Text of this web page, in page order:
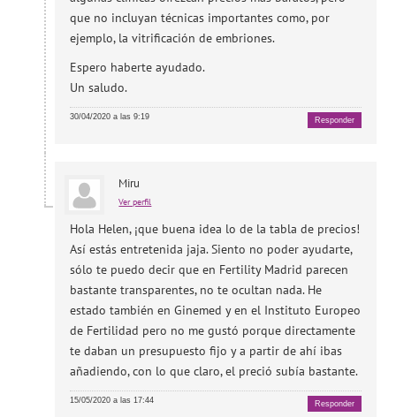
que no incluyan técnicas importantes como, por
ejemplo, la vitrificación de embriones.
Espero haberte ayudado.
Un saludo.
30/04/2020 a las 9:19 Responder
Miru
Ver perfil
Hola Helen, ¡que buena idea lo de la tabla de precios!
Así estás entretenida jaja. Siento no poder ayudarte,
sólo te puedo decir que en Fertility Madrid parecen
bastante transparentes, no te ocultan nada. He
estado también en Ginemed y en el Instituto Europeo
de Fertilidad pero no me gustó porque directamente
te daban un presupuesto fijo y a partir de ahí ibas
añadiendo, con lo que claro, el preció subía bastante.
15/05/2020 a las 17:44 Responder